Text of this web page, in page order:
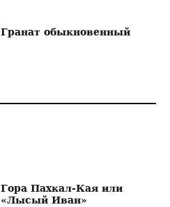
Гранат обыкновенный
Гора Пахкал-Кая или
«Лысый Иван»